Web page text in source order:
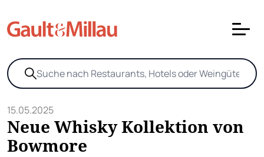
15.05.2025
Neue Whisky Kollektion von
Bowmore